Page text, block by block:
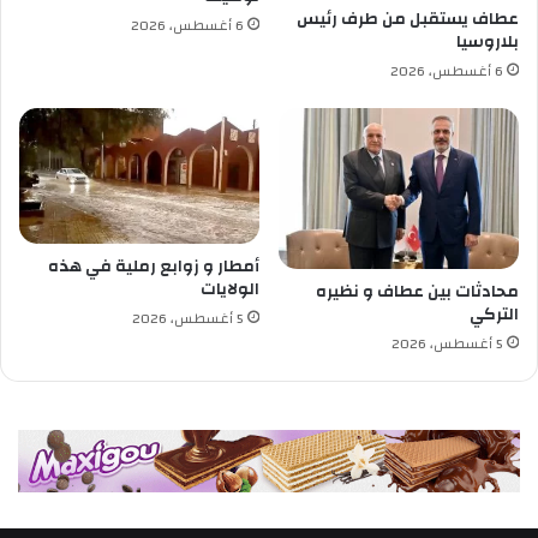
ط
ا
ل
ب
ج
د
ي
د
عطاف يستقبل من طرف رئيس
بلاروسيا
6 أغسطس، 2026
6 أغسطس، 2026
محادثات بين عطاف و نظيره
التركي
5 أغسطس، 2026
أمطار و زوابع رملية في هذه
الولايات
5 أغسطس، 2026